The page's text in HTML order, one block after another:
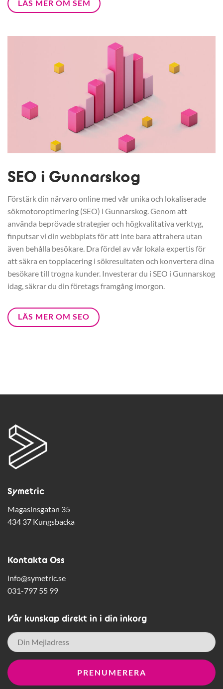
LÄS MER OM SEM
SEO i Gunnarskog
Förstärk din närvaro online med vår unika och lokaliserade
sökmotoroptimering (SEO) i Gunnarskog. Genom att
använda beprövade strategier och högkvalitativa verktyg,
finputsar vi din webbplats för att inte bara attrahera utan
även behålla besökare. Dra fördel av vår lokala expertis för
att säkra en topplacering i sökresultaten och konvertera dina
besökare till trogna kunder. Investerar du i SEO i Gunnarskog
idag, säkrar du din företags framgång imorgon.
LÄS MER OM SEO
Symetric
Magasinsgatan 35
434 37 Kungsbacka
Kontakta Oss
info@symetric.se
031-797 55 99
Vår kunskap direkt in i din inkorg
E-
post *